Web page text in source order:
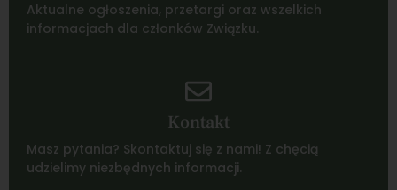
Aktualne ogłoszenia, przetargi oraz wszelkich
informacjach dla członków Związku.
Kontakt
Masz pytania? Skontaktuj się z nami! Z chęcią
udzielimy niezbędnych informacji.